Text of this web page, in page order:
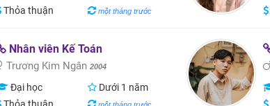
Thỏa thuận
một tháng trước
Nhân viên Kế Toán
Trương Kim Ngân 2004
Đại học
Dưới 1 năm